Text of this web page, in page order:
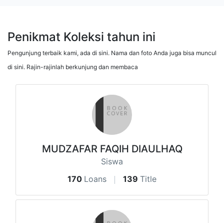
Penikmat Koleksi tahun ini
Pengunjung terbaik kami, ada di sini. Nama dan foto Anda juga bisa muncul
di sini. Rajin-rajinlah berkunjung dan membaca
MUDZAFAR FAQIH DIAULHAQ
Siswa
170 Loans 139 Title